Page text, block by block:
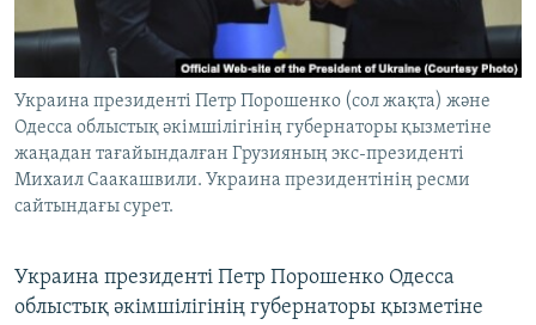
ЖАЗЫЛЫҢЫЗ
Басқа тілдерде
Украина президенті Петр Порошенко (сол жақта) және
Одесса облыстық әкімшілігінің губернаторы қызметіне
жаңадан тағайындалған Грузияның экс-президенті
Михаил Саакашвили. Украина президентінің ресми
сайтындағы сурет.
Украина президенті Петр Порошенко Одесса
облыстық әкімшілігінің губернаторы қызметіне